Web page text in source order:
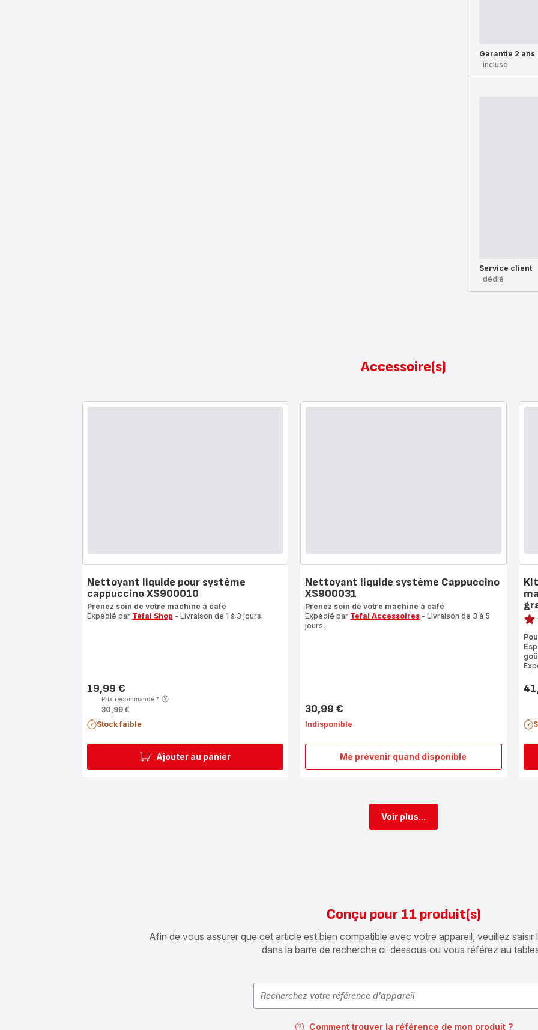
Garantie 2 ans
incluse
Service client
dédié
Accessoire(s)
Ajouter au panier
Nettoyant liquide pour système
cappuccino XS900010
Prenez soin de votre machine à café
Expédié par Tefal Shop - Livraison de 1 à 3 jours.
Prix
19,99 €
Prix recommandé*
30,99 €
Stock faible
Me prévenir quand disponible
Nettoyant
liquide
Nettoyant liquide système Cappuccino
XS900031
Prenez soin de votre machine à café
Expédié par Tefal Accessoires - Livraison de 3 à 5
jours.
Prix
30,99 €
Indisponible
Note
Prix
Voir plus...
Conçu pour 11 produit(s)
Afin de vous assurer que cet article est bien compatible avec votre appareil, veuillez
dans la barre de recherche ci-dessous ou vous référez au
Comment trouver la référence de mon produit ?